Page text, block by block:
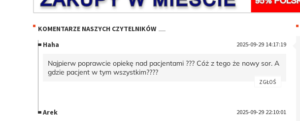
KOMENTARZE NASZYCH CZYTELNIKÓW
Haha
2025-09-29 14:17:19
Najpierw poprawcie opiekę nad pacjentami ??? Cóż z tego że nowy sor. A
gdzie pacjent w tym wszystkim????
ZGŁOŚ
Arek 2025-09-29 22:10:01